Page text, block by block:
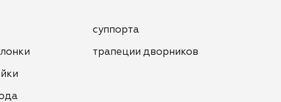
суппорта
трапеции дворников